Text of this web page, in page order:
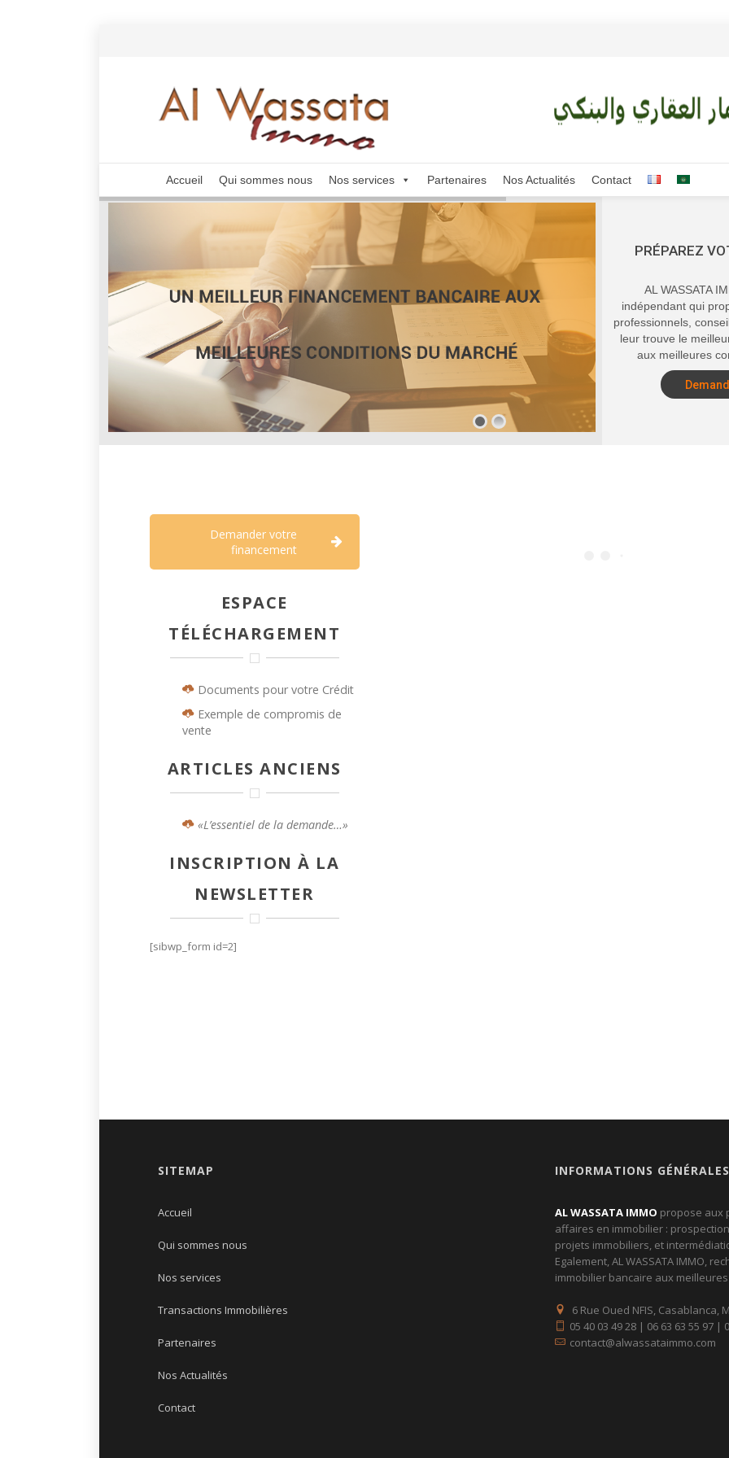
Accueil Qui sommes nous Nos services Partenaires Nos Actualités Contact
PRÉPAREZ
AL WASSATA
indépendant qui
professionnels,
leur trouve le
aux meilleures
Demander votre
financement
ESPACE
TÉLÉCHARGEMENT
Documents pour votre Crédit
Exemple de compromis de
vente
ARTICLES ANCIENS
«L’essentiel de la demande…»
INSCRIPTION À LA
NEWSLETTER
[sibwp_form id=2]
SITEMAP
Accueil
Qui sommes nous
Nos services
Transactions Immobilières
Partenaires
Nos Actualités
Contact
INFORMATIONS GÉNÉRALES
AL WASSATA IMMO propose aux
affaires en immobilier :
projets immobiliers, et
Egalement, AL WASSATA IMMO,
immobilier bancaire aux
6 Rue Oued NFIS, Casablanca,
05 40 03 49 28 | 06 63 63 55 97 |
contact@alwassataimmo.com